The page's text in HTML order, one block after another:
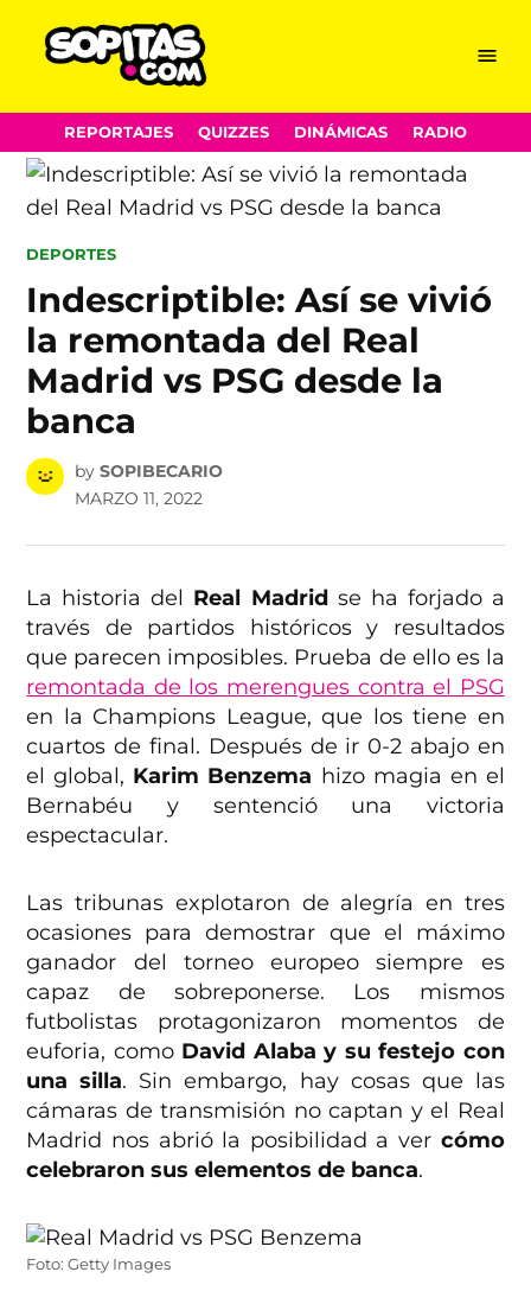
Skip
to
content
Menu
REPORTAJES QUIZZES DINÁMICAS RADIO
POSTED
DEPORTES
Indescriptible: Así se vivió
la remontada del Real
Madrid vs PSG desde la
banca
by SOPIBECARIO
MARZO 11, 2022
La historia del Real Madridse ha forjado a
través de partidos históricos y resultados
que parecen imposibles. Prueba de ello es la
remontada de los merengues contra el PSG
en la Champions League, que los tiene en
cuartos de final. Después de ir 0-2 abajo en
el global, Karim Benzema hizo magia en el
Bernabéu y sentenció una victoria
espectacular.
Las tribunas explotaron de alegría en tres
ocasiones para demostrar que el máximo
ganador del torneo europeo siempre es
capaz de sobreponerse. Los mismos
futbolistas protagonizaron momentos de
euforia, como David Alaba y su festejo con
una silla. Sin embargo, hay cosas que las
cámaras de transmisión no captan y el Real
Madrid nos abrió la posibilidad a ver cómo
celebraron sus elementos de banca.
Foto: Getty Images